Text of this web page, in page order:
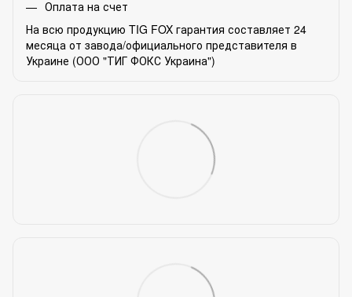
Оплата на счет
На всю продукцию TIG FOX гарантия составляет 24
месяца от завода/официального представителя в
Украине (ООО "ТИГ ФОКС Украина")